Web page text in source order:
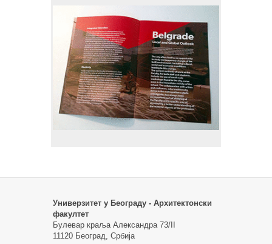
Универзитет у Београду - Архитектонски
факултет
Булевар краља Александра 73/II
11120 Београд, Србија